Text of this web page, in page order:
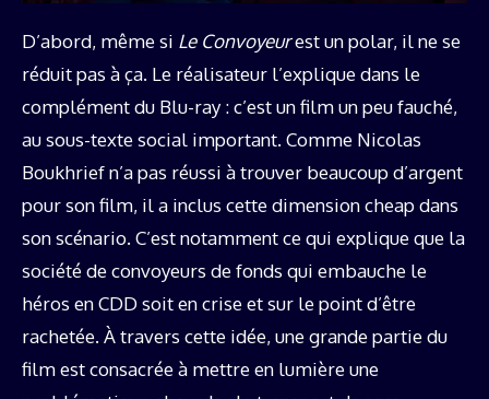
D’abord, même si Le Convoyeurest un polar, il ne se
réduit pas à ça. Le réalisateur l’explique dans le
complément du Blu-ray : c’est un film un peu fauché,
au sous-texte social important. Comme Nicolas
Boukhrief n’a pas réussi à trouver beaucoup d’argent
pour son film, il a inclus cette dimension cheap dans
son scénario. C’est notamment ce qui explique que la
société de convoyeurs de fonds qui embauche le
héros en CDD soit en crise et sur le point d’être
rachetée. À travers cette idée, une grande partie du
film est consacrée à mettre en lumière une